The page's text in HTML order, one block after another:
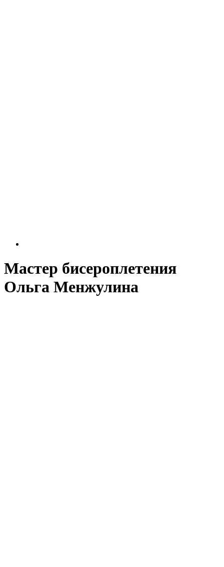
Мастер бисероплетения
Ольга Менжулина